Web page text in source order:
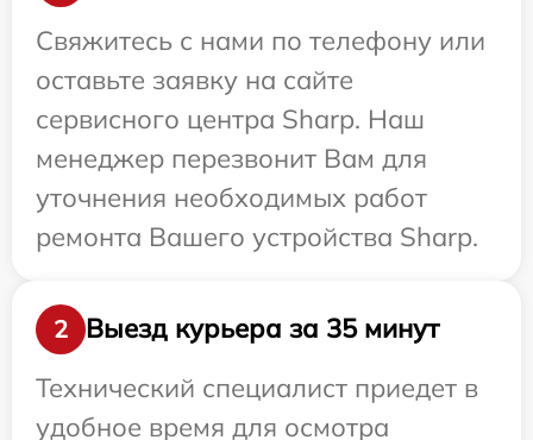
Свяжитесь с нами по телефону или
оставьте заявку на сайте
сервисного центра Sharp. Наш
менеджер перезвонит Вам для
уточнения необходимых работ
ремонта Вашего устройства Sharp.
2
Выезд курьера за 35 минут
Технический специалист приедет в
удобное время для осмотра